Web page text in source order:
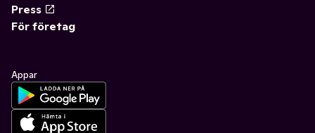
Press
För företag
Appar